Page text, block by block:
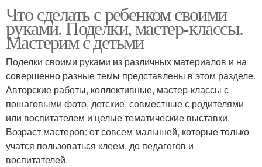
Что сделать с ребенком своими
руками. Поделки, мастер-классы.
Мастерим с детьми
Поделки своими руками из различных материалов и на
совершенно разные темы представлены в этом разделе.
Авторские работы, коллективные, мастер-классы с
пошаговыми фото, детские, совместные с родителями
или воспитателем и целые тематические выставки.
Возраст мастеров: от совсем малышей, которые только
учатся пользоваться клеем, до педагогов и
воспитателей.